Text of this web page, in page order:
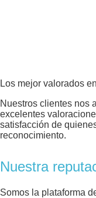
Los mejor valorados
Nuestros clientes nos
excelentes
satisfacción de
reconocimiento.
Nuestra
Somos la plataforma